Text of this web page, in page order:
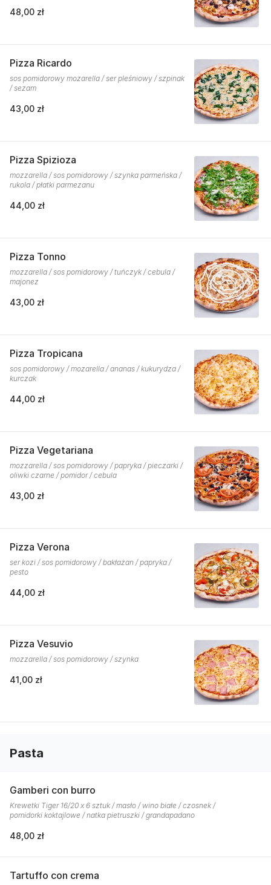
48,00 zł
Pizza Ricardo
sos pomidorowy mozarella / ser pleśniowy / szpinak
/ sezam
43,00 zł
Pizza Spizioza
mozzarella / sos pomidorowy / szynka parmeńska /
rukola / płatki parmezanu
44,00 zł
Pizza Tonno
mozzarella / sos pomidorowy / tuńczyk / cebula /
majonez
43,00 zł
Pizza Tropicana
sos pomidorowy / mozarella / ananas / kukurydza /
kurczak
44,00 zł
Pizza Vegetariana
mozzarella / sos pomidorowy / papryka / pieczarki /
oliwki czarne / pomidor / cebula
43,00 zł
Pizza Verona
ser kozi / sos pomidorowy / bakłażan / papryka /
pesto
44,00 zł
Pizza Vesuvio
mozzarella / sos pomidorowy / szynka
41,00 zł
Pasta
Gamberi con burro
Krewetki Tiger 16/20 x 6 sztuk / masło / wino białe / czosnek /
pomidorki koktajlowe / natka pietruszki / grandapadano
48,00 zł
Tartuffo con crema